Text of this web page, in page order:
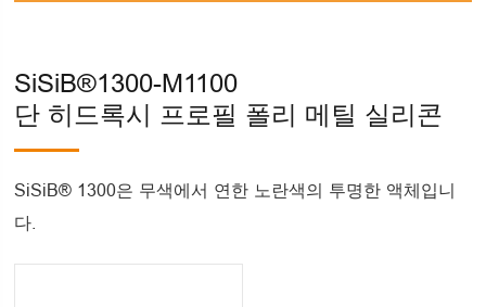
SiSiB®1300-M1100
단 히드록시 프로필 폴리 메틸 실리콘
SiSiB® 1300은 무색에서 연한 노란색의 투명한 액체입니
다.